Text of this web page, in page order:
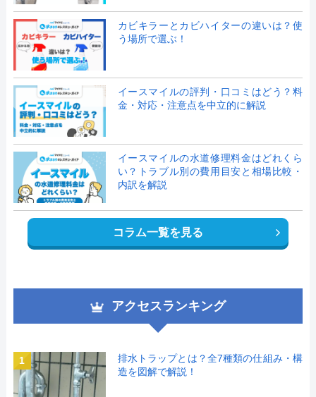
カビキラーとカビハイターの違いは？使
う場所で選ぶ！
イースマイルの評判・口コミはどう？料
金・対応・注意点を中立的に解説
イースマイルの水道修理料金はどれくら
い？トラブル別の費用目安と相場比較・
内訳を解説
コラム一覧を見る
アクセスランキング
1
排水トラップとは？全7種類の仕組み・構
造を図解で解説！